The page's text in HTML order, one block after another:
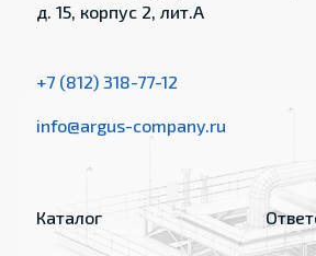
д. 15, корпус 2, лит.А
+7 (812) 318-77-12
info@argus-company.ru
Каталог